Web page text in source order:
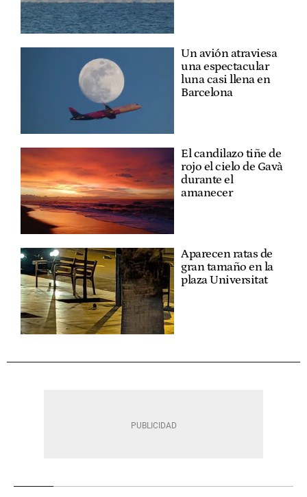
Un avión atraviesa
una espectacular
luna casi llena en
Barcelona
El candilazo tiñe de
rojo el cielo de Gavà
durante el
amanecer
Aparecen ratas de
gran tamaño en la
plaza Universitat